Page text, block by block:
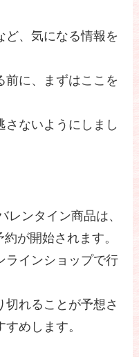
ど、気になる情報を
前に、まずはここを
さないようにしまし
レンタイン商品は、
が開始されます。
ラインショップで行
れることが予想さ
めします。